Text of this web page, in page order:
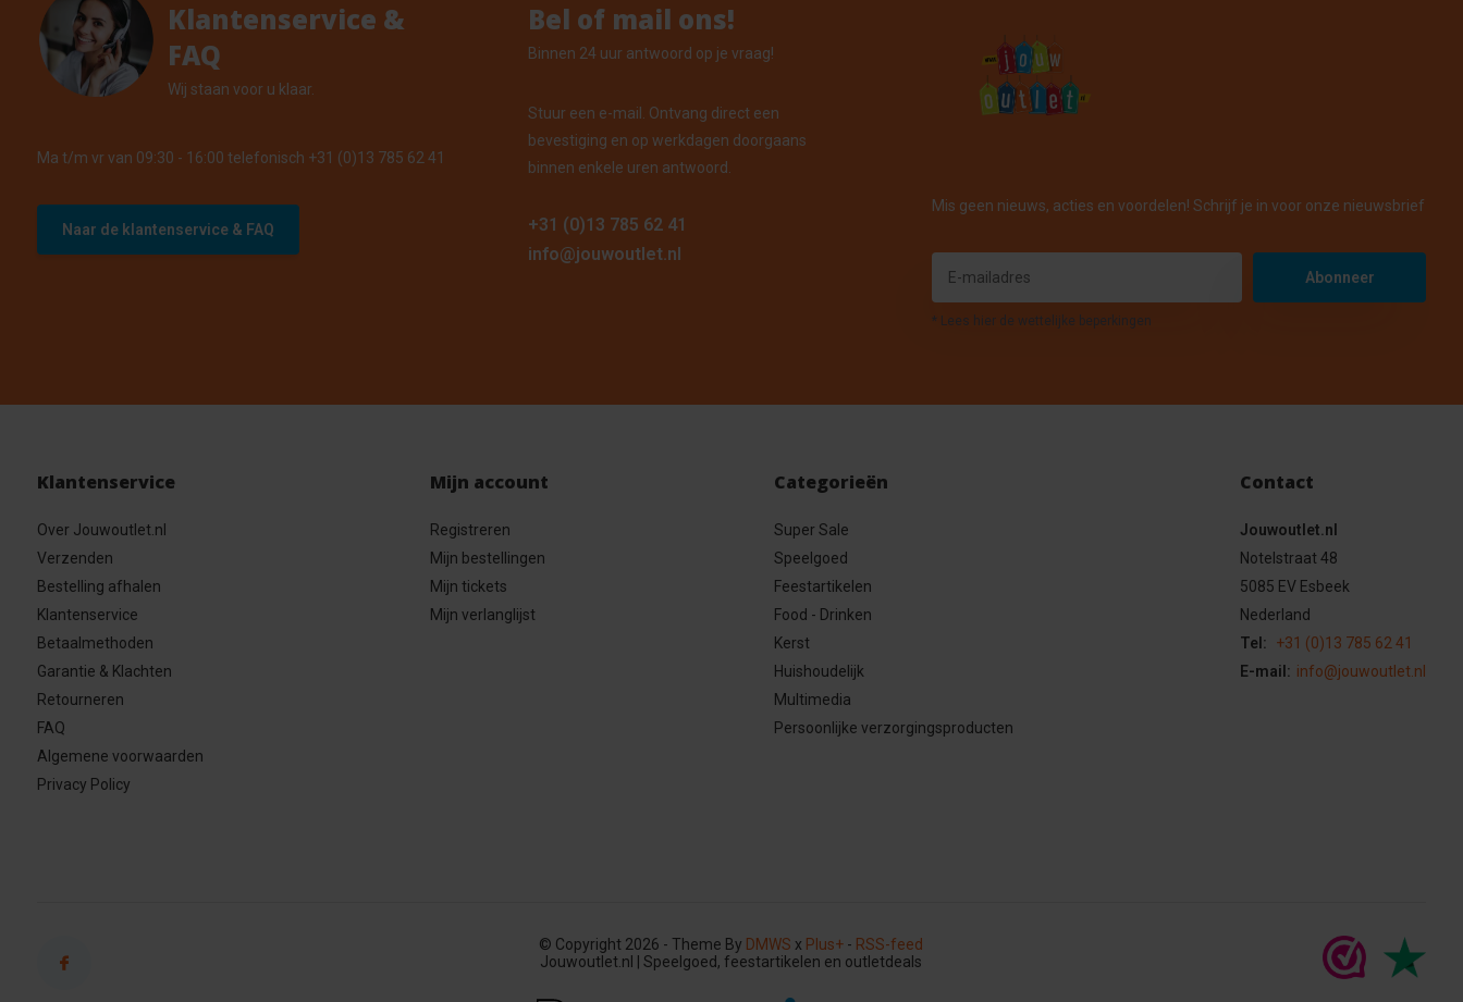
Klantenservice &
FAQ
Wij staan voor u klaar.
Ma t/m vr van 09:30 - 16:00 telefonisch +31 (0)13 785 62 41
Naar de klantenservice & FAQ
Bel of mail ons!
Binnen 24 uur antwoord op je vraag!
Stuur een e-mail. Ontvang direct een
bevestiging en op werkdagen doorgaans
binnen enkele uren antwoord.
+31 (0)13 785 62 41
info@jouwoutlet.nl
Mis geen nieuws, acties en voordelen! Schrijf je in voor onze nieuwsbrief
Abonneer
* Lees hier de wettelijke beperkingen
Klantenservice
Over Jouwoutlet.nl
Verzenden
Bestelling afhalen
Klantenservice
Betaalmethoden
Garantie & Klachten
Retourneren
FAQ
Algemene voorwaarden
Privacy Policy
Mijn account
Registreren
Mijn bestellingen
Mijn tickets
Mijn verlanglijst
Categorieën
Super Sale
Speelgoed
Feestartikelen
Food - Drinken
Kerst
Huishoudelijk
Multimedia
Persoonlijke verzorgingsproducten
Contact
Jouwoutlet.nl
Notelstraat 48
5085 EV Esbeek
Nederland
Tel:
+31 (0)13 785 62 41
E-mail: info@jouwoutlet.nl
© Copyright 2026 - Theme By DMWS x Plus+ - RSS-feed
Jouwoutlet.nl | Speelgoed, feestartikelen en outletdeals